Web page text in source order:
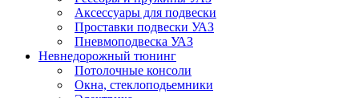
Аксессуары для подвески
Проставки подвески УАЗ
Пневмоподвеска УАЗ
Невнедорожный тюнинг
Потолочные консоли
Окна, стеклоподьемники